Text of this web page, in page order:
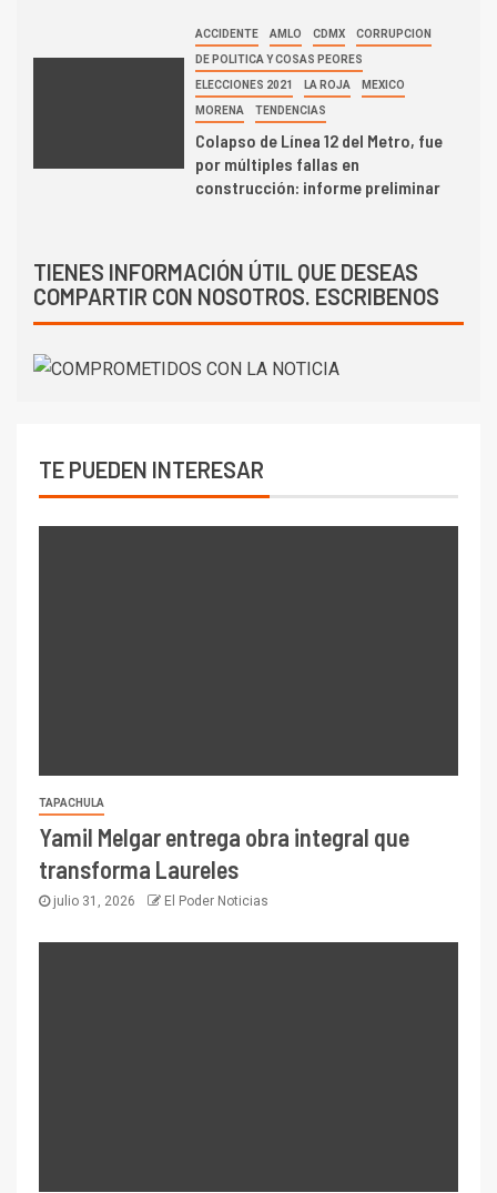
ACCIDENTE AMLO CDMX CORRUPCION
DE POLITICA Y COSAS PEORES
ELECCIONES 2021 LA ROJA MEXICO
MORENA TENDENCIAS
Colapso de Línea 12 del Metro, fue
por múltiples fallas en
construcción: informe preliminar
TIENES INFORMACIÓN ÚTIL QUE DESEAS
COMPARTIR CON NOSOTROS. ESCRIBENOS
TE PUEDEN INTERESAR
TAPACHULA
Yamil Melgar entrega obra integral que
transforma Laureles
julio 31, 2026 El Poder Noticias